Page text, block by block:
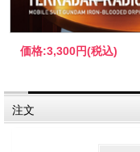
価格:3,300円(税込)
注文